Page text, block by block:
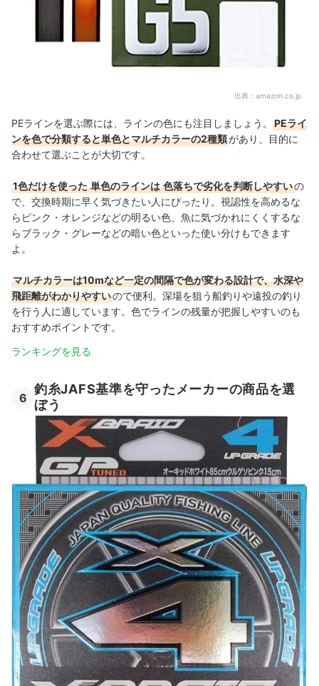
出典： amazon.co.jp
PEラインを選ぶ際には、ラインの色にも注目しましょう。
PEライ
ンを色で分類すると単色とマルチカラーの2種類があり、目的に
合わせて選ぶことが大切です。
1色だけを使った 単色のラインは 色落ちで劣化を判断しやすいの
で、交換時期に早く気づきたい人にぴったり。視認性を高めるな
らピンク・オレンジなどの明るい色、魚に気づかれにくくするな
らブラック・グレーなどの暗い色といった使い分けもできます
よ。
マルチカラーは10mなど一定の間隔で色が変わる設計で、水深や
飛距離がわかりやすいので便利。深場を狙う船釣りや遠投の釣り
を行う人に適しています。色でラインの残量が把握しやすいのも
おすすめポイントです。
ランキングを見る
6
釣糸JAFS基準を守ったメーカーの商品を選
ぼう